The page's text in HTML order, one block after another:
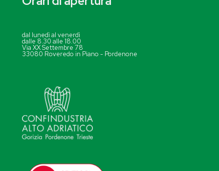
dal lunedì al venerdì
dalle 8.30 alle 18.00
Via XX Settembre 78
33080 Roveredo in Piano - Pordenone